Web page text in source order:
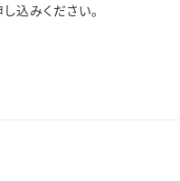
込みください。